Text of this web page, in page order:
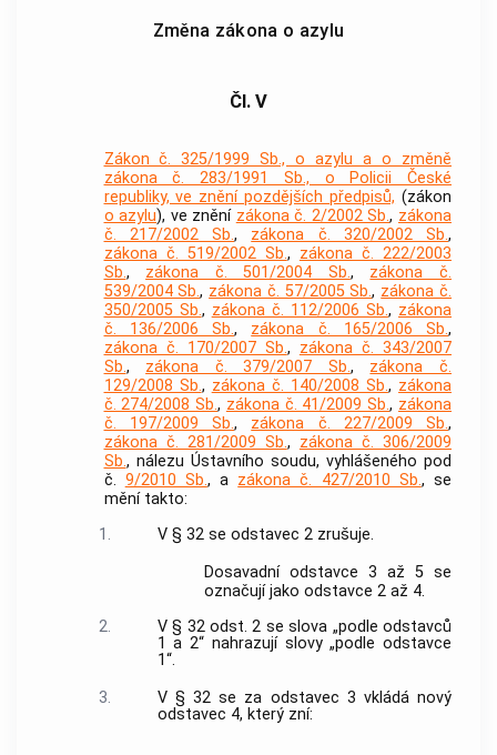
Změna zákona o azylu
Čl. V
Zákon č. 325/1999 Sb., o azylu a o změně
zákona č. 283/1991 Sb., o Policii České
republiky, ve znění pozdějších předpisů, (zákon
o azylu), ve znění zákona č. 2/2002 Sb., zákona
č. 217/2002 Sb., zákona č. 320/2002 Sb.,
zákona č. 519/2002 Sb., zákona č. 222/2003
Sb., zákona č. 501/2004 Sb., zákona č.
539/2004 Sb., zákona č. 57/2005 Sb., zákona č.
350/2005 Sb., zákona č. 112/2006 Sb., zákona
č. 136/2006 Sb., zákona č. 165/2006 Sb.,
zákona č. 170/2007 Sb., zákona č. 343/2007
Sb., zákona č. 379/2007 Sb., zákona č.
129/2008 Sb., zákona č. 140/2008 Sb., zákona
č. 274/2008 Sb., zákona č. 41/2009 Sb., zákona
č. 197/2009 Sb., zákona č. 227/2009 Sb.,
zákona č. 281/2009 Sb., zákona č. 306/2009
Sb., nálezu Ústavního soudu, vyhlášeného pod
č. 9/2010 Sb., a zákona č. 427/2010 Sb., se
mění takto:
1.
V § 32 se odstavec 2 zrušuje.
Dosavadní odstavce 3 až 5 se
označují jako odstavce 2 až 4.
2.
V § 32 odst. 2 se slova „podle odstavců
1 a 2“ nahrazují slovy „podle odstavce
1“.
3.
V § 32 se za odstavec 3 vkládá nový
odstavec 4, který zní: